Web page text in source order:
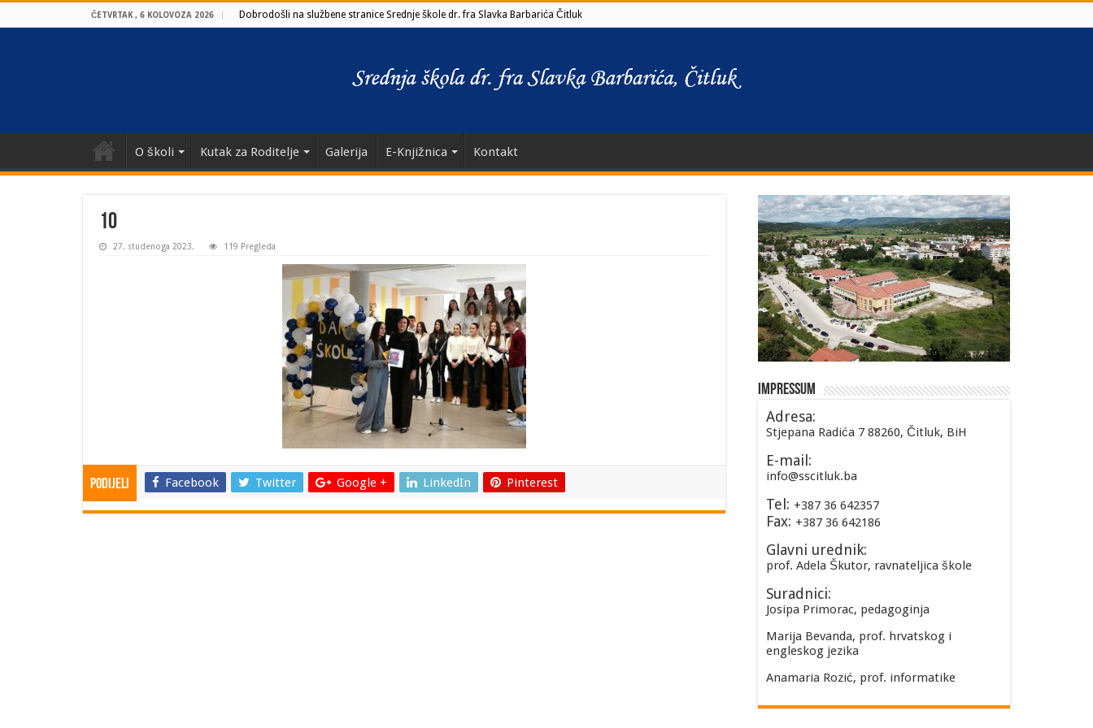
ČETVRTAK , 6 KOLOVOZA 2026 Dobrodošli na službene stranice Srednje škole dr. fra Slavka Barbarića Čitluk
O školi Kutak za Roditelje Galerija E-Knjižnica Kontakt
10
27. studenoga 2023. 119 Pregleda
Podijeli Facebook Twitter Google + LinkedIn Pinterest
Impressum
Adresa:
Stjepana Radića 7 88260, Čitluk, BiH
E-mail:
info@sscitluk.ba
Tel: +387 36 642357
Fax: +387 36 642186
Glavni urednik:
prof. Adela Škutor, ravnateljica škole
Suradnici:
Josipa Primorac, pedagoginja
Marija Bevanda, prof. hrvatskog i
engleskog jezika
Anamaria Rozić, prof. informatike